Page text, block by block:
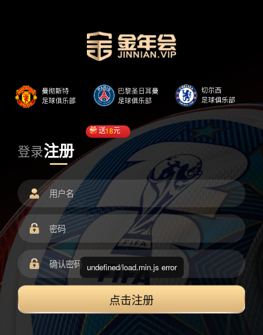
登录注册
送18元
点击注册
undefined/load.min.js error